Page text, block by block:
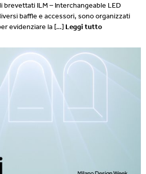
brevettati ILM – Interchangeable LED
baffle e accessori, sono organizzati
evidenziare la […]Leggi tutto